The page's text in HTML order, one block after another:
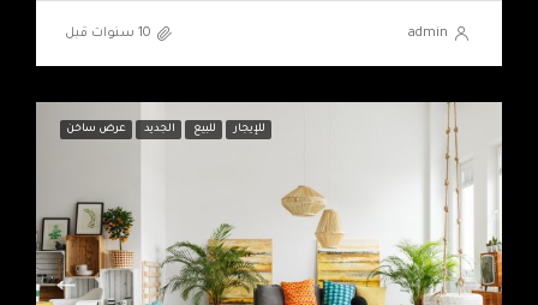
admin
للإيجار للبيع الجديد عرض ساخن